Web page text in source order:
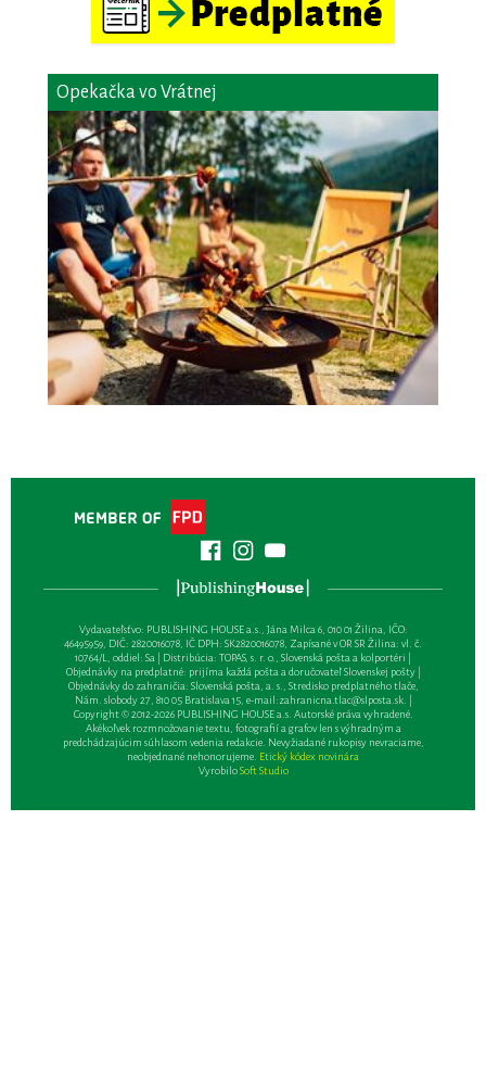
Opekačka vo Vrátnej
Vydavateľsťvo: PUBLISHING HOUSE a.s., Jána Milca 6, 010 01 Žilina, IČO:
46495959, DIČ: 2820016078, IČ DPH: SK2820016078, Zapísané v OR SR Žilina: vl. č.
10764/L, oddiel: Sa | Distribúcia: TOPAS, s. r. o., Slovenská pošta a kolportéri |
Objednávky na predplatné: prijíma každá pošta a doručovateľ Slovenskej pošty |
Objednávky do zahraničia: Slovenská pošta, a. s., Stredisko predplatného tlače,
Nám. slobody 27, 810 05 Bratislava 15, e-mail:zahranicna.tlac@slposta.sk. |
Copyright © 2012-2026 PUBLISHING HOUSE a.s. Autorské práva vyhradené.
Akékoľvek rozmnožovanie textu, fotografií a grafov len s výhradným a
predchádzajúcim súhlasom vedenia redakcie. Nevyžiadané rukopisy nevraciame,
neobjednané nehonorujeme. Etický kódex novinára
VyrobiloSoft Studio